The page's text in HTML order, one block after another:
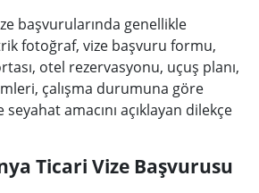
başvurularında genellikle
fotoğraf, vize başvuru formu,
otel rezervasyonu, uçuş planı,
çalışma durumuna göre
amacını açıklayan dilekçe
Ticari Vize Başvurusu